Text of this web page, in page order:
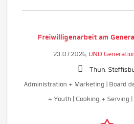
Freiwilligenarbeit am
23.07.2026, UND
Thun,
Administration + Marketing | Board
+ Youth | Cooking + Serving